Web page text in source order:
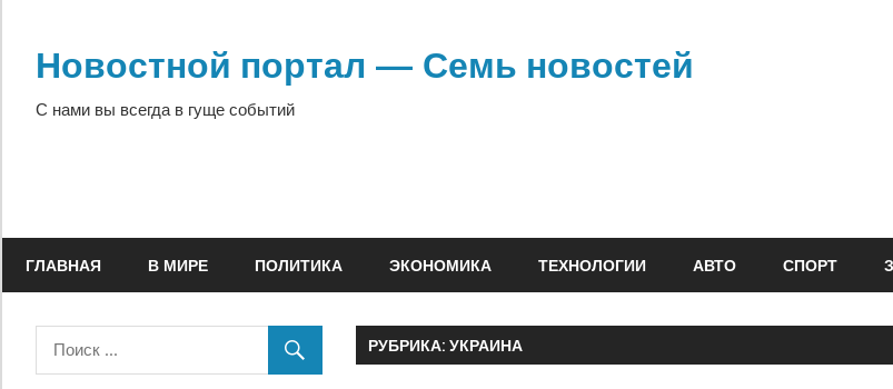
содержимому
Новостной портал — Семь новостей
С нами вы всегда в гуще событий
ГЛАВНАЯ В МИРЕ ПОЛИТИКА ЭКОНОМИКА ТЕХНОЛОГИИ АВТО СПОРТ
РУБРИКА: УКРАИНА